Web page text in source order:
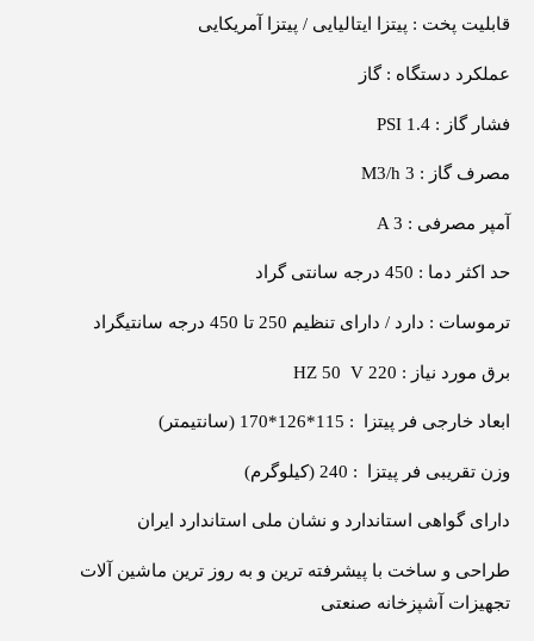
قابلیت پخت : پیتزا ایتالیایی / پیتزا آمریکایی
عملکرد دستگاه : گاز
فشار گاز : PSI 1.4
مصرف گاز : M3/h 3
آمپر مصرفی : A 3
حد اکثر دما : 450 درجه سانتی گراد
ترموسات : دارد / دارای تنظیم 250 تا 450 درجه سانتیگراد
برق مورد نیاز : HZ 50 V 220
ابعاد خارجی فر پیتزا : 115*126*170 (سانتیمتر)
وزن تقریبی فر پیتزا : 240 (کیلوگرم)
دارای گواهی استاندارد و نشان ملی استاندارد ایران
طراحی و ساخت با پیشرفته ترین و به روز ترین ماشین آلات
تجهیزات آشپزخانه صنعتی